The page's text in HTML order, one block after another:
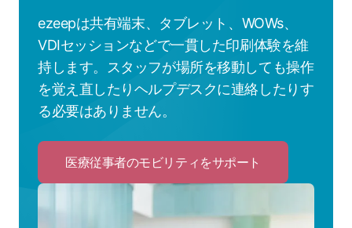
ezeepは共有端末、タブレット、WOWs、
VDIセッションなどで一貫した印刷体験を維
持します。スタッフが場所を移動しても操作
を覚え直したりヘルプデスクに連絡したりす
る必要はありません。
医療従事者のモビリティをサポート
to
療